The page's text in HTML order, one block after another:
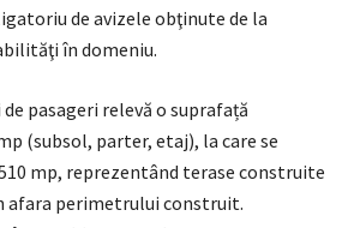
de avizele obţinute de la
în domeniu.
pasageri relevă o suprafață
(subsol, parter, etaj), la care se
mp, reprezentând terase construite
afara perimetrului construit.